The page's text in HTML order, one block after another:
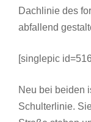
Dachlinie des
abfallend
[singlepic
Neu bei beiden
Schulterlinie.